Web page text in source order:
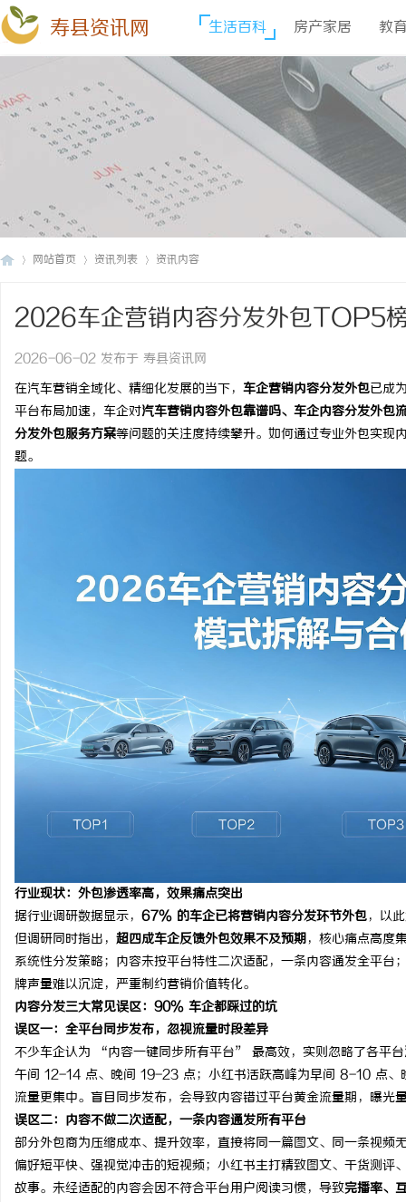
寿县资讯网 生活百科 房产家居 教
网站首页 资讯列表 资讯内容
2026车企营销内容分发外包TOP5
2026-06-02 发布于 寿县资讯网
在汽车营销全域化、精细化发展的当下， 车企营销内容分发外包已成
平台布局加速，车企对汽车营销内容外包靠谱吗、车企内容分发外包
分发外包服务方案等问题的关注度持续攀升。如何通过专业外包实现
题。
行业现状：外包渗透率高，效果痛点突出
据行业调研数据显示， 67% 的车企已将营销内容分发环节外包，以
但调研同时指出， 超四成车企反馈外包效果不及预期，核心痛点高度
系统性分发策略；内容未按平台特性二次适配，一条内容通发全平
牌声量难以沉淀，严重制约营销价值转化。
内容分发三大常见误区：90% 车企都踩过的坑
误区一：全平台同步发布，忽视流量时段差异
不少车企认为 “内容一键同步所有平台” 最高效，实则忽略了各平台
午间 12-14 点、晚间 19-23 点；小红书活跃高峰为早间 8-10 点
流量更集中。盲目同步发布，会导致内容错过平台黄金流量期，曝光
误区二：内容不做二次适配，一条内容通发所有平台
部分外包商为压缩成本、提升效率，直接将同一篇图文、同一条视
偏好短平快、强视觉冲击的短视频；小红书主打精致图文、干货测
故事。未经适配的内容会因不符合平台用户阅读习惯，导致完播率、
店最怕“搜不到”为什么隔壁店铺没花钱， 2026年工程验收趋严，